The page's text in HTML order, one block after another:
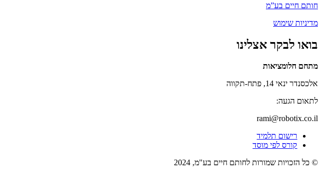
חותם חיים בע”מ
מדיניות שימוש
בואו לבקר אצלינו
מתחם חלומציאות
אלכסנדר ינאי 14, פתח-תקווה
לתאום הגעה:
rami@robotix.co.il
רישום תלמיד
קורס לפי מוסד
© כל הזכויות שמורות לחותם חיים בע"מ, 2024